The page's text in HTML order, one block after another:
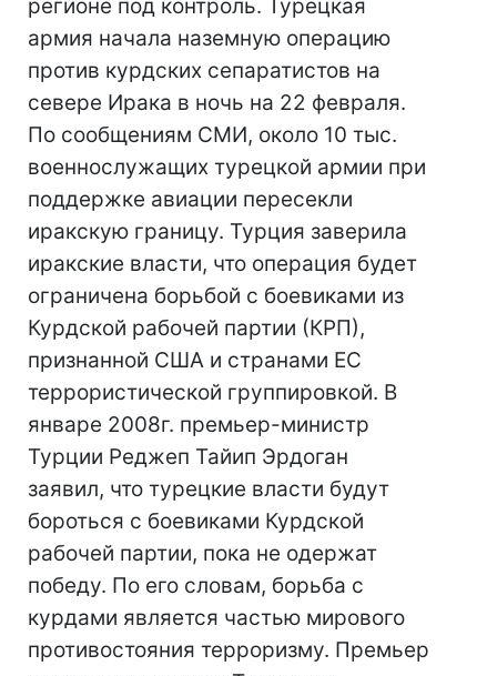
регионе под контроль. Турецкая
армия начала наземную операцию
против курдских сепаратистов на
севере Ирака в ночь на 22 февраля.
По сообщениям СМИ, около 10 тыс.
военнослужащих турецкой армии при
поддержке авиации пересекли
иракскую границу. Турция заверила
иракские власти, что операция будет
ограничена борьбой с боевиками из
Курдской рабочей партии (КРП),
признанной США и странами ЕС
террористической группировкой. В
январе 2008г. премьер-министр
Турции Реджеп Тайип Эрдоган
заявил, что турецкие власти будут
бороться с боевиками Курдской
рабочей партии, пока не одержат
победу. По его словам, борьба с
курдами является частью мирового
противостояния терроризму. Премьер